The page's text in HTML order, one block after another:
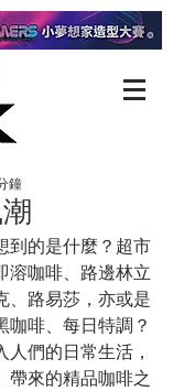
鐘
到的是什麼？超市
溶咖啡、路邊林立
、路易莎，亦或是
咖啡、每日特調？
們的日常生活，
帶來的精品咖啡之